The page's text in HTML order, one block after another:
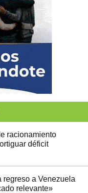
racionamiento
déficit
regreso a Venezuela
relevante»